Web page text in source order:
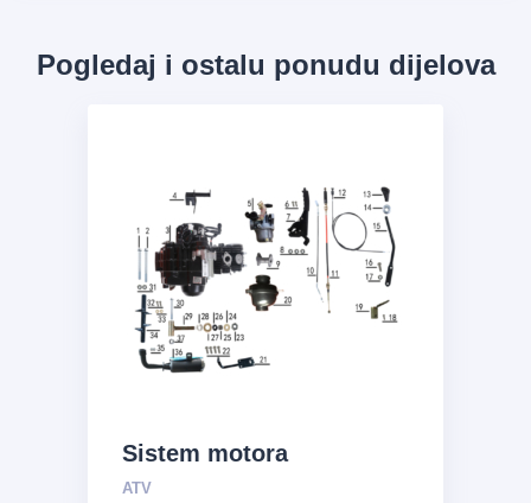
Pogledaj i ostalu ponudu dijelova
Sistem motora
ATV